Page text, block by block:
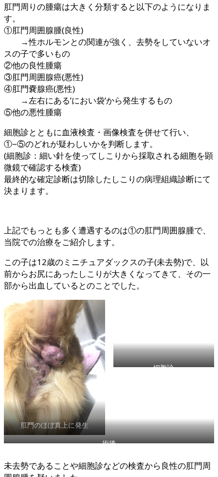
肛門周りの腫瘍は大きく分類すると以下のようになりま
す。
①肛門周囲腺腫(良性)
→性ホルモンとの関連が強く、去勢をしていないオ
スの子で多いもの
②他の良性腫瘍
③肛門周囲腺癌(悪性)
④肛門嚢腺癌(悪性)
→左右にある’におい袋’から発生するもの
⑤他の悪性腫瘍
細胞診とともに血液検査・画像検査を併せて行い、
①−⑤のどれが疑わしいかを判断します。
(細胞診：細い針を使ってしこりから採取される細胞を顕
微鏡で確認する検査)
最終的な確定診断は切除したしこりの病理組織診断にて
決まります。
上記でもっとも多く遭遇するのは①の肛門周囲腺腫で、
当院での治療をご紹介します。
この子は12歳のミニチュアダックスの子(未去勢)で、以
前からお尻にあったしこりが大きくなってきて、その一
部から出血しているとのことでした。
肛門のほぼ真上に発生
細胞診
術後
未去勢であることや細胞診などの検査から良性の肛門周